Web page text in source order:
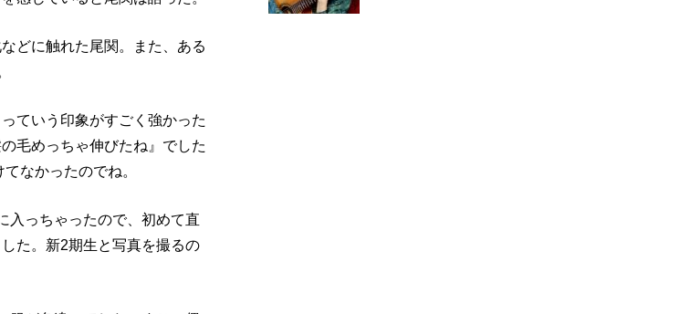
どに触れた尾関。また、ある
ていう印象がすごく強かった
毛めっちゃ伸びたね』でした
なかったのでね。
入っちゃったので、初めて直
た。新2期生と写真を撮るの